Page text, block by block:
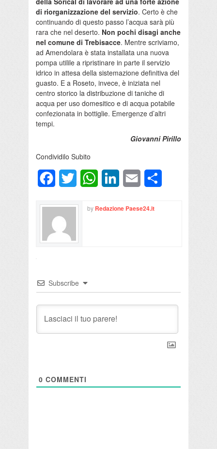
di riorganizzazione del servizio. Certo è che
continuando di questo passo l’acqua sarà più
rara che nel deserto. Non pochi disagi anche
nel comune di Trebisacce. Mentre scriviamo,
ad Amendolara è stata installata una nuova
pompa utilile a ripristinare in parte il servizio
idrico in attesa della sistemazione definitiva del
guasto. E a Roseto, invece, è iniziata nel
centro storico la distribuzione di taniche di
acqua per uso domesitico e di acqua potabile
confezionata in bottiglie. Emergenze d’altri
tempi.
Giovanni Pirillo
Condividilo Subito
FacebookTwitter WhatsAppLinkedInEmail
by Redazione Paese24.it
Subscribe
0 COMMENTI